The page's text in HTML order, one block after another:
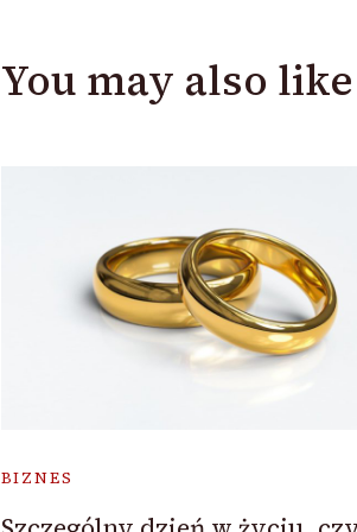
You may also like
BIZNES